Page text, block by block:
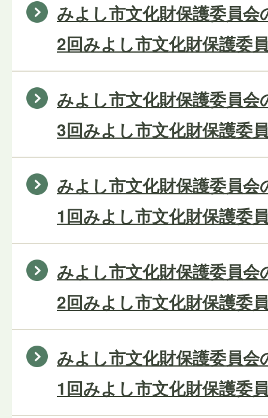
みよし市文化財保護委員会
2回みよし市文化財保護委
みよし市文化財保護委員会
3回みよし市文化財保護委
みよし市文化財保護委員会
1回みよし市文化財保護委
みよし市文化財保護委員会
2回みよし市文化財保護委
みよし市文化財保護委員会
1回みよし市文化財保護委